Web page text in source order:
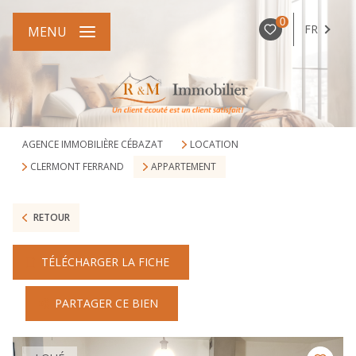
0 FR
MENU
AGENCE IMMOBILIÈRE CÉBAZAT
LOCATION
CLERMONT FERRAND
APPARTEMENT
RETOUR
TÉLÉCHARGER LA FICHE
PARTAGER CE BIEN